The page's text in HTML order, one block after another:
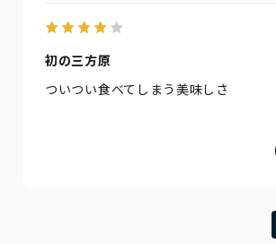
初の三方原
ついつい食べてしまう美味しさ